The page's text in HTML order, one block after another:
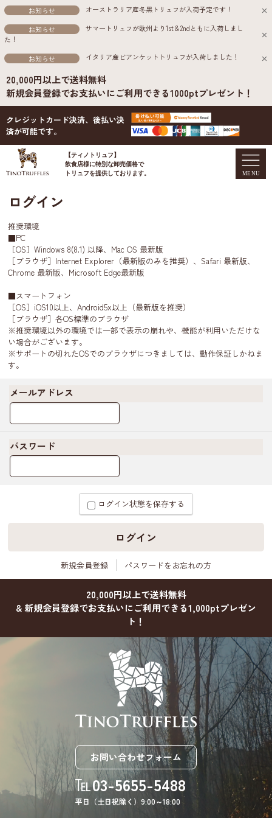
お知らせ オーストラリア産冬黒トリュフが入荷予定です！
お知らせ
サマートリュフが欧州より1st＆2ndともに入荷しまし
た！
お知らせ
イタリア産ビアンケットトリュフが入荷しました！
20,000円以上で送料無料
新規会員登録でお支払いにご利用できる1000ptプレゼント！
クレジットカード決済、後払い決
済が可能です。
【ティノトリュフ】
飲食店様に特別な卸売価格で
トリュフを提供しております。
ログイン
推奨環境
■PC
［OS］Windows 8(8.1) 以降、Mac OS 最新版
［ブラウザ］Internet Explorer（最新版のみを推奨）、Safari 最新版、
Chrome 最新版、Microsoft Edge最新版
■スマートフォン
［OS］iOS10以上、Android5x以上（最新版を推奨）
［ブラウザ］各OS標準のブラウザ
※推奨環境以外の環境では一部で表示の崩れや、機能が利用いただけな
い場合がございます。
※サポートの切れたOSでのブラウザにつきましては、動作保証しかねま
す。
メールアドレス
パスワード
ログイン状態を保存する
新規会員登録 パスワードをお忘れの方
20,000円以上で送料無料
& 新規会員登録でお支払いにご利用できる1,000ptプレゼン
ト！
お問い合わせフォーム
03-5655-5488
平日（土日祝除く）9:00～18:00